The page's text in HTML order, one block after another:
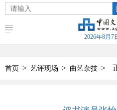
2026年8月7
首页 > 艺评现场 > 曲艺杂技 >